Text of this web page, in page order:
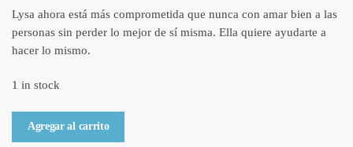
Lysa ahora está más comprometida que nunca con amar bien a las
personas sin perder lo mejor de sí misma. Ella quiere ayudarte a
hacer lo mismo.
1 in stock
Libro Límites saludables, despedidas necesarias por Lysa Terkeurst
quantity
Agregar al carrito